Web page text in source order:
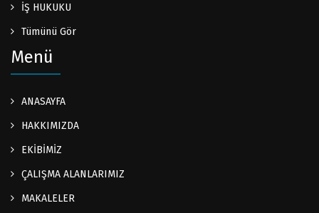
İŞ HUKUKU
Tümünü Gör
Menü
ANASAYFA
HAKKIMIZDA
EKİBİMİZ
ÇALIŞMA ALANLARIMIZ
MAKALELER